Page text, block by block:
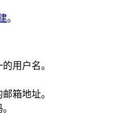
。
用户名。
箱地址。